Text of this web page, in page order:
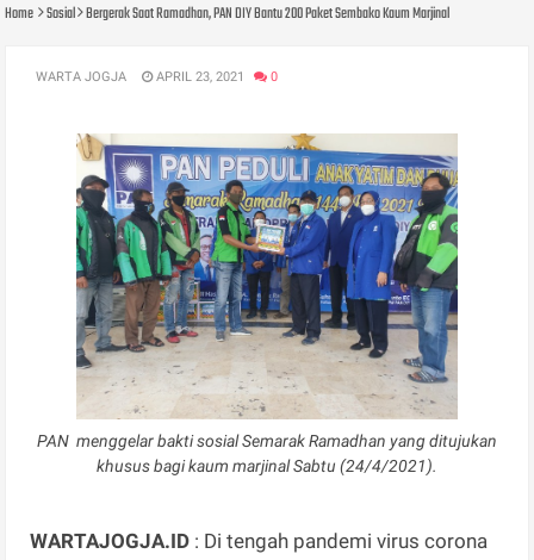
Home Sosial Bergerak Saat Ramadhan, PAN DIY Bantu 200 Paket Sembako Kaum Marjinal
WARTA JOGJA APRIL 23, 2021 0
PAN menggelar bakti sosial Semarak Ramadhan yang ditujukan
khusus bagi kaum marjinal Sabtu (24/4/2021).
WARTAJOGJA.ID : Di tengah pandemi virus corona